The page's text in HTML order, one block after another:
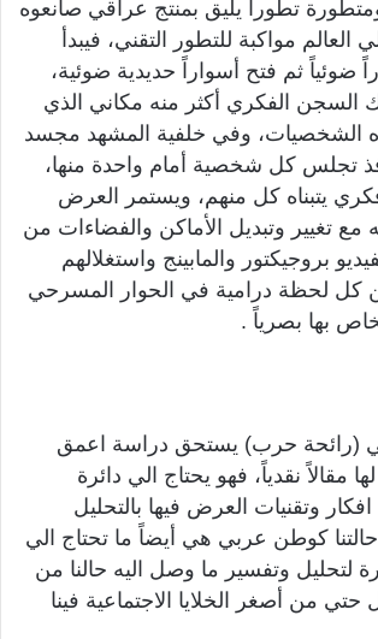
تطوراً يليق بمنتج عراقي صانعوه
مواكبة للتطور التقني، فيبدأ
ضوئياً ثم فتح أسواراً حديدية ضوئية،
السجن الفكري أكثر منه مكاني الذي
الشخصيات، وفي خلفية المشهد مجسد
تجلس كل شخصية أمام واحدة منها،
يتبناه كل منهم، ويستمر العرض
مع تغيير وتبديل الأماكن والفضاءات من
بروجيكتور والمابينج واستغلالهم
كل لحظة درامية في الحوار المسرحي
بها بصرياً .
(رائحة حرب) يستحق دراسة اعمق
مقالاً نقدياً، فهو يحتاج الي دائرة
وتقنيات العرض فيها بالتحليل
حالتنا كوطن عربي هي أيضاً ما تحتاج الي
لتحليل وتفسير ما وصل اليه حالنا من
من أصغر الخلايا الاجتماعية فينا